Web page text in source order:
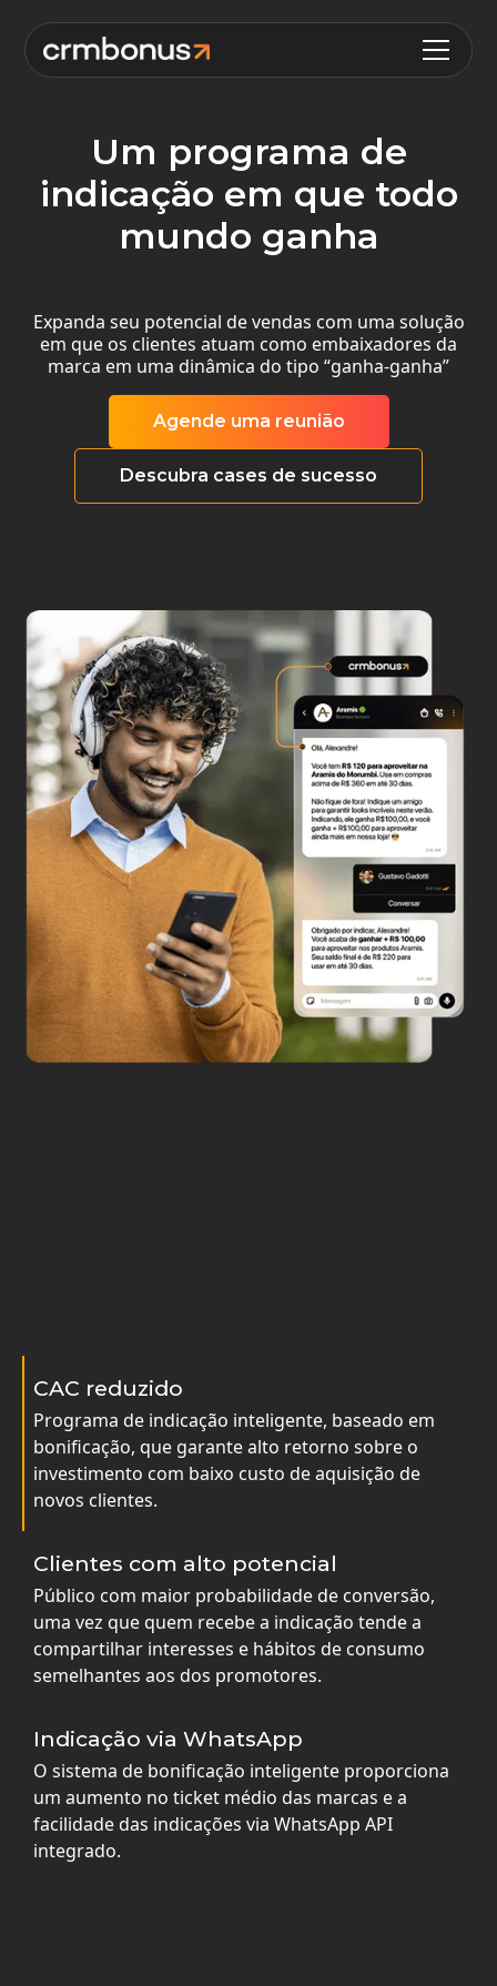
Um programa de
indicação em que todo
mundo ganha
Expanda seu potencial de vendas com uma solução
em que os clientes atuam como embaixadores da
marca em uma dinâmica do tipo “ganha-ganha”
Agende uma reunião
Descubra cases de sucesso
CAC reduzido
Programa de indicação inteligente, baseado em
bonificação, que garante alto retorno sobre o
investimento com baixo custo de aquisição de
novos clientes.
Clientes com alto potencial
Público com maior probabilidade de conversão,
uma vez que quem recebe a indicação tende a
compartilhar interesses e hábitos de consumo
semelhantes aos dos promotores.
Indicação via WhatsApp
O sistema de bonificação inteligente proporciona
um aumento no ticket médio das marcas e a
facilidade das indicações via WhatsApp API
integrado.